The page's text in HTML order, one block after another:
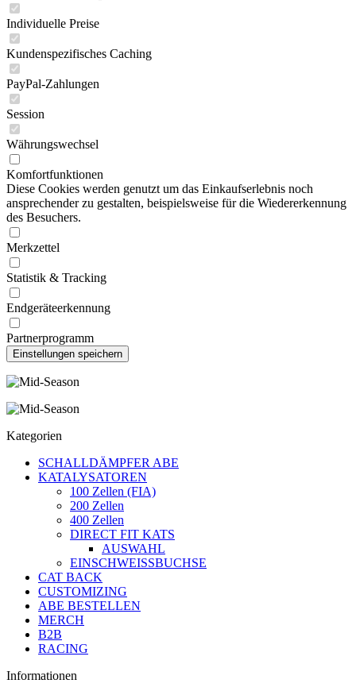
Individuelle Preise
Kundenspezifisches Caching
PayPal-Zahlungen
Session
Währungswechsel
Komfortfunktionen
Diese Cookies werden genutzt um das Einkaufserlebnis noch
ansprechender zu gestalten, beispielsweise für die Wiedererkennung
des Besuchers.
Merkzettel
Statistik & Tracking
Endgeräteerkennung
Partnerprogramm
Kategorien
SCHALLDÄMPFER ABE
KATALYSATOREN
100 Zellen (FIA)
200 Zellen
400 Zellen
DIRECT FIT KATS
AUSWAHL
EINSCHWEISSBUCHSE
CAT BACK
CUSTOMIZING
ABE BESTELLEN
MERCH
B2B
RACING
Informationen